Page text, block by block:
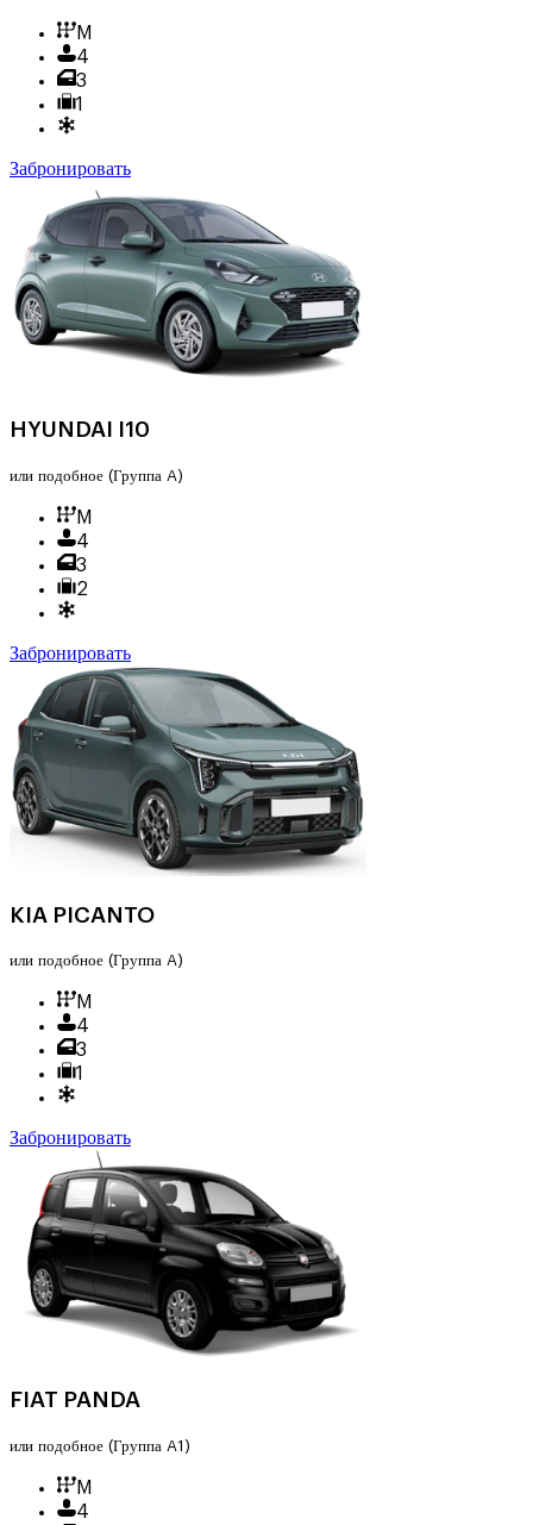
M
4
3
1
Забронировать
HYUNDAI I10
или подобное (Группа A)
M
4
3
2
Забронировать
KIA PICANTO
или подобное (Группа A)
M
4
3
1
Забронировать
FIAT PANDA
или подобное (Группа A1)
M
4